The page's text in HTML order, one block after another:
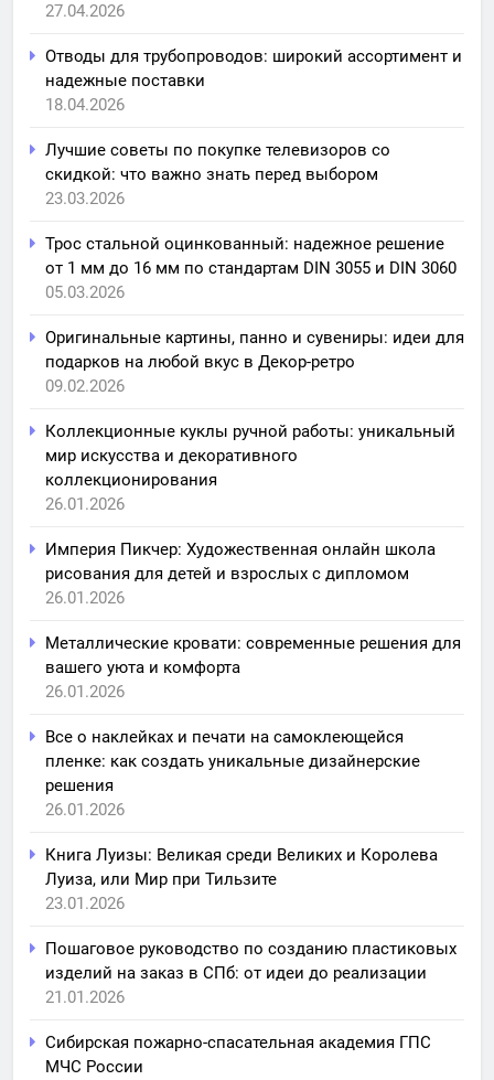
27.04.2026
Отводы для трубопроводов: широкий ассортимент и
надежные поставки
18.04.2026
Лучшие советы по покупке телевизоров со
скидкой: что важно знать перед выбором
23.03.2026
Трос стальной оцинкованный: надежное решение
от 1 мм до 16 мм по стандартам DIN 3055 и DIN 3060
05.03.2026
Оригинальные картины, панно и сувениры: идеи для
подарков на любой вкус в Декор-ретро
09.02.2026
Коллекционные куклы ручной работы: уникальный
мир искусства и декоративного
коллекционирования
26.01.2026
Империя Пикчер: Художественная онлайн школа
рисования для детей и взрослых с дипломом
26.01.2026
Металлические кровати: современные решения для
вашего уюта и комфорта
26.01.2026
Все о наклейках и печати на самоклеющейся
пленке: как создать уникальные дизайнерские
решения
26.01.2026
Книга Луизы: Великая среди Великих и Королева
Луиза, или Мир при Тильзите
23.01.2026
Пошаговое руководство по созданию пластиковых
изделий на заказ в СПб: от идеи до реализации
21.01.2026
Сибирская пожарно-спасательная академия ГПС
МЧС России